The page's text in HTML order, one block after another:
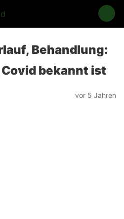
Behandlung:
bekannt ist
vor 5 Jahren